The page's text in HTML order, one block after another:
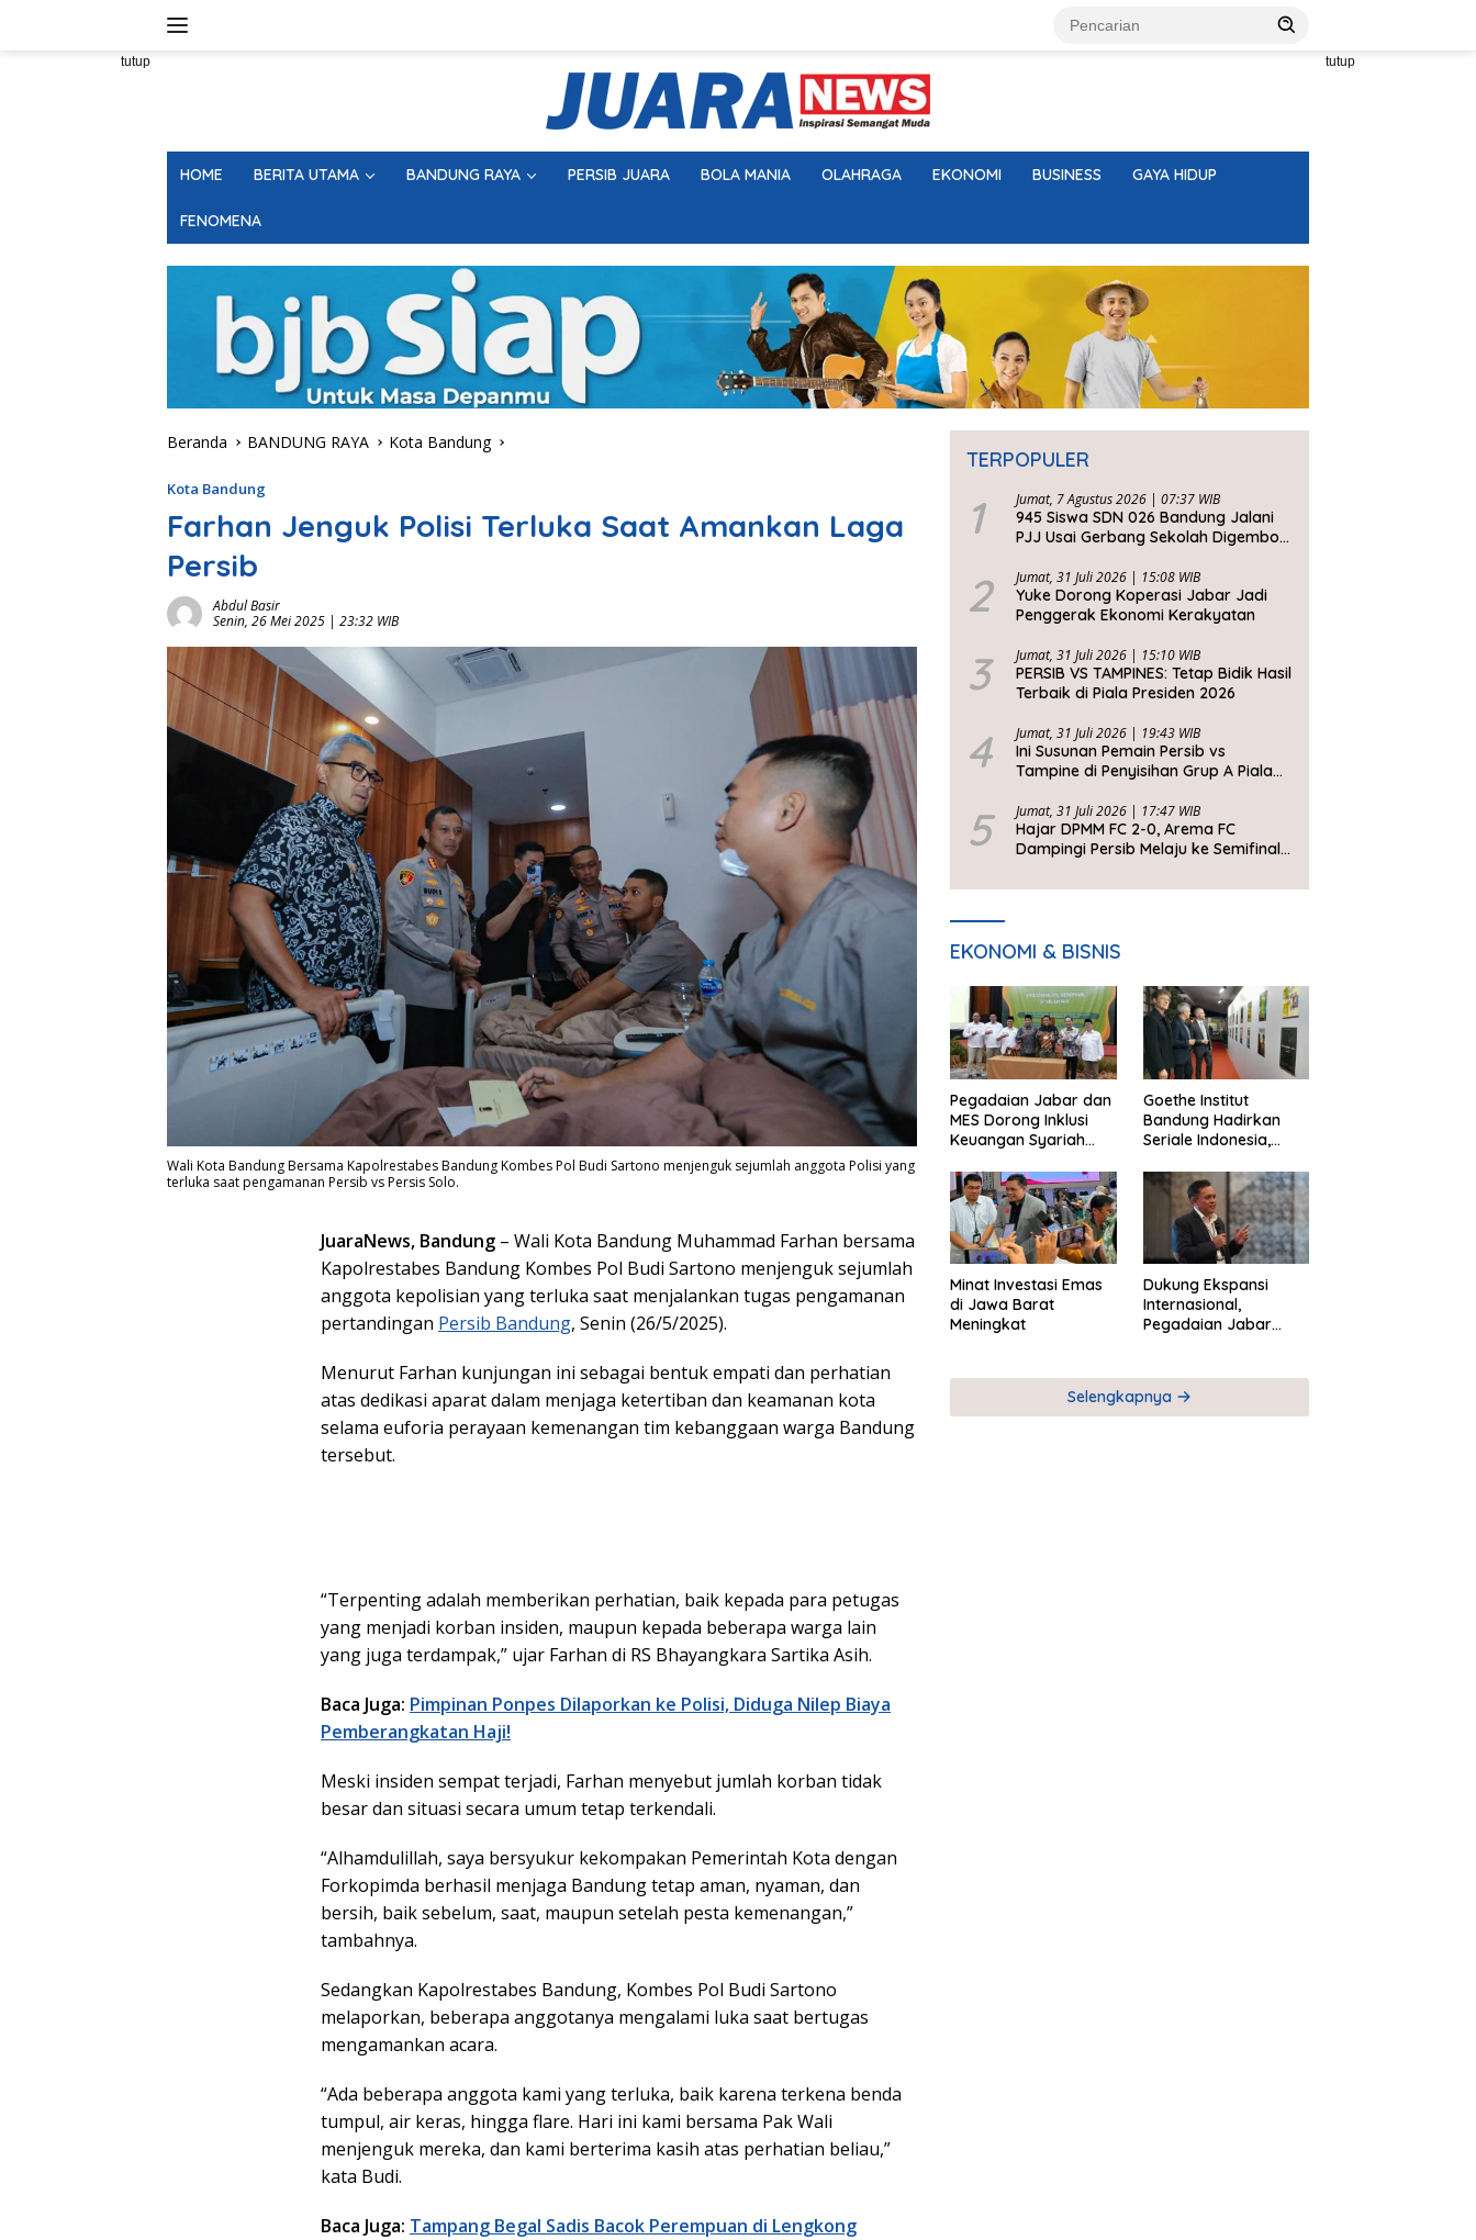
tutup tutup
HOME BERITA UTAMA BANDUNG RAYA PERSIB JUARA BOLA MANIA OLAHRAGA EKONOMI BUSINESS GAYA HIDUP
FENOMENA
Beranda BANDUNG RAYA Kota Bandung
Kota Bandung
Farhan Jenguk Polisi Terluka Saat Amankan Laga
Persib
Abdul Basir
Senin, 26 Mei 2025 | 23:32 WIB
Wali Kota Bandung Bersama Kapolrestabes Bandung Kombes Pol Budi Sartono menjenguk sejumlah anggota Polisi yang
terluka saat pengamanan Persib vs Persis Solo.
JuaraNews, Bandung – Wali Kota Bandung Muhammad Farhan bersama
Kapolrestabes Bandung Kombes Pol Budi Sartono menjenguk sejumlah
anggota kepolisian yang terluka saat menjalankan tugas pengamanan
pertandingan Persib Bandung, Senin (26/5/2025).
Menurut Farhan kunjungan ini sebagai bentuk empati dan perhatian
atas dedikasi aparat dalam menjaga ketertiban dan keamanan kota
selama euforia perayaan kemenangan tim kebanggaan warga Bandung
tersebut.
“Terpenting adalah memberikan perhatian, baik kepada para petugas
yang menjadi korban insiden, maupun kepada beberapa warga lain
yang juga terdampak,” ujar Farhan di RS Bhayangkara Sartika Asih.
Baca Juga: Pimpinan Ponpes Dilaporkan ke Polisi, Diduga Nilep Biaya
Pemberangkatan Haji!
Meski insiden sempat terjadi, Farhan menyebut jumlah korban tidak
besar dan situasi secara umum tetap terkendali.
“Alhamdulillah, saya bersyukur kekompakan Pemerintah Kota dengan
Forkopimda berhasil menjaga Bandung tetap aman, nyaman, dan
bersih, baik sebelum, saat, maupun setelah pesta kemenangan,”
tambahnya.
Sedangkan Kapolrestabes Bandung, Kombes Pol Budi Sartono
melaporkan, beberapa anggotanya mengalami luka saat bertugas
mengamankan acara.
“Ada beberapa anggota kami yang terluka, baik karena terkena benda
tumpul, air keras, hingga flare. Hari ini kami bersama Pak Wali
menjenguk mereka, dan kami berterima kasih atas perhatian beliau,”
kata Budi.
Baca Juga: Tampang Begal Sadis Bacok Perempuan di Lengkong
TERPOPULER
1 Jumat, 7 Agustus 2026 | 07:37 WIB
945 Siswa SDN 026 Bandung Jalani
PJJ Usai Gerbang Sekolah Digembok
2 Jumat, 31 Juli 2026 | 15:08 WIB
Yuke Dorong Koperasi Jabar Jadi
Penggerak Ekonomi Kerakyatan
3 Jumat, 31 Juli 2026 | 15:10 WIB
PERSIB VS TAMPINES: Tetap Bidik Hasil
Terbaik di Piala Presiden 2026
4 Jumat, 31 Juli 2026 | 19:43 WIB
Ini Susunan Pemain Persib vs
Tampine di Penyisihan Grup A Piala
5 Jumat, 31 Juli 2026 | 17:47 WIB
Hajar DPMM FC 2-0, Arema FC
Dampingi Persib Melaju ke Semifinal
EKONOMI & BISNIS
Pegadaian Jabar dan
MES Dorong Inklusi
Keuangan Syariah
UMKM
Goethe Institut
Bandung Hadirkan
Seriale Indonesia,
Global Industri Serial
Minat Investasi Emas
di Jawa Barat
Meningkat
Dukung Ekspansi
Internasional,
Pegadaian Jabar
Pegadaian Timor
Leste
Selengkapnya